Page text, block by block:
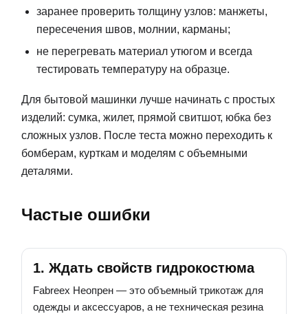
заранее проверить толщину узлов: манжеты,
пересечения швов, молнии, карманы;
не перегревать материал утюгом и всегда
тестировать температуру на образце.
Для бытовой машинки лучше начинать с простых
изделий: сумка, жилет, прямой свитшот, юбка без
сложных узлов. После теста можно переходить к
бомберам, курткам и моделям с объемными
деталями.
Частые ошибки
1. Ждать свойств гидрокостюма
Fabreex Неопрен — это объемный трикотаж для
одежды и аксессуаров, а не техническая резина